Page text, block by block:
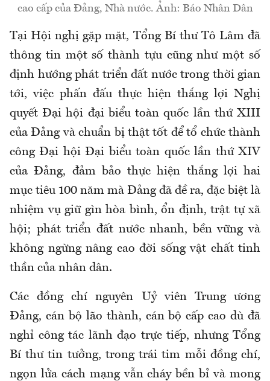
cao cấp của Đảng, Nhà nước. Ảnh: Báo Nhân Dân
Tại Hội nghị gặp mặt, Tổng Bí thư Tô Lâm đã
thông tin một số thành tựu cũng như một số
định hướng phát triển đất nước trong thời gian
tới, việc phấn đấu thực hiện thắng lợi Nghị
quyết Đại hội đại biểu toàn quốc lần thứ XIII
của Đảng và chuẩn bị thật tốt để tổ chức thành
công Đại hội Đại biểu toàn quốc lần thứ XIV
của Đảng, đảm bảo thực hiện thắng lợi hai
mục tiêu 100 năm mà Đảng đã đề ra, đặc biệt là
nhiệm vụ giữ gìn hòa bình, ổn định, trật tự xã
hội; phát triển đất nước nhanh, bền vững và
không ngừng nâng cao đời sống vật chất tinh
thần của nhân dân.
Các đồng chí nguyên Uỷ viên Trung ương
Đảng, cán bộ lão thành, cán bộ cấp cao dù đã
nghỉ công tác lãnh đạo trực tiếp, nhưng Tổng
Bí thư tin tưởng, trong trái tim mỗi đồng chí,
ngọn lửa cách mạng vẫn cháy bền bỉ và mong